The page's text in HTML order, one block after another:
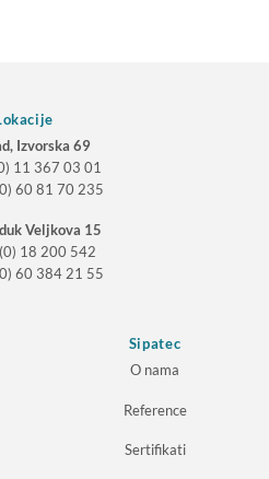
Izvorska 69
11 367 03 01
60 81 70 235
Veljkova 15
18 200 542
60 384 21 55
Sipatec
O nama
Reference
Sertifikati